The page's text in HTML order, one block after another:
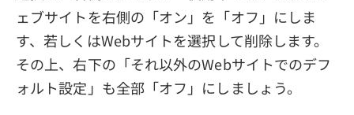
ェブサイトを右側の「オン」を「オフ」にしま
す、若しくはWebサイトを選択して削除します。
その上、右下の「それ以外のWebサイトでのデフ
ォルト設定」も全部「オフ」にしましょう。